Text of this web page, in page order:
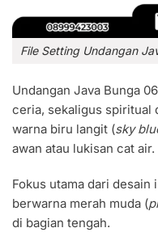
File Setting Undangan
Undangan Java Bunga
ceria, sekaligus spiritual
warna biru langit (sky
awan atau lukisan cat air.
Fokus utama dari
berwarna merah muda (
di bagian tengah.